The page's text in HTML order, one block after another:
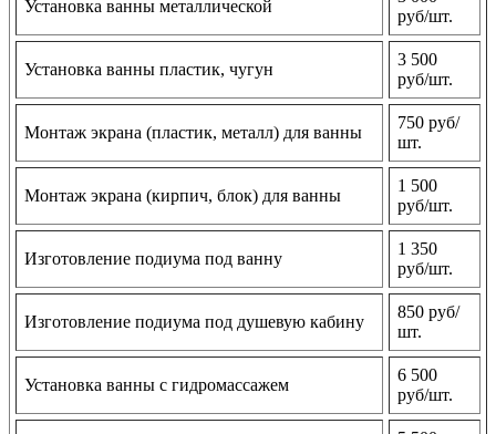
Установка ванны металлической
руб/шт.
Установка ванны пластик, чугун
3 500
руб/шт.
Монтаж экрана (пластик, металл) для ванны
750 руб/
шт.
Монтаж экрана (кирпич, блок) для ванны
1 500
руб/шт.
Изготовление подиума под ванну
1 350
руб/шт.
Изготовление подиума под душевую кабину
850 руб/
шт.
Установка ванны с гидромассажем
6 500
руб/шт.